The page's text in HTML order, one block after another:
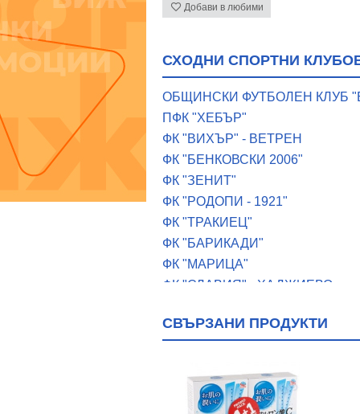
Добави в любими
СХОДНИ СПОРТНИ
ОБЩИНСКИ ФУТБОЛЕН КЛУБ
ПФК "ХЕБЪР"
ФК "ВИХЪР" - ВЕТРЕН
ФК "БЕНКОВСКИ 2006"
ФК "ЗЕНИТ"
ФК "РОДОПИ - 1921"
ФК "ТРАКИЕЦ"
ФК "БАРИКАДИ"
ФК "МАРИЦА"
ФК "СЛАВИЯ" - ХАДЖИЕВО
ФК "ТРАКИЯ 1948" - С. ЛОЗЕН
ФУТБОЛЕН КЛУБ "БОТЕВ"
ФУТБОЛЕН КЛУБ "ДРУЖБА"
СВЪРЗАНИ ПРОДУКТИ